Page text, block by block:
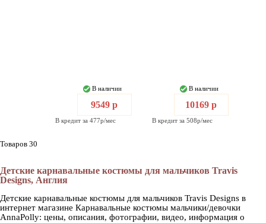
В наличии
9549 р
В кредит за 477р/мес
В наличии
10169 р
В кредит за 508р/мес
Товаров 30
Детские карнавальные костюмы для мальчиков Travis
Designs, Англия
Детские карнавальные костюмы для мальчиков Travis Designs в
интернет магазине Карнавальные костюмы мальчики/девочки
AnnaPolly: цены, описания, фотографии, видео, информация о